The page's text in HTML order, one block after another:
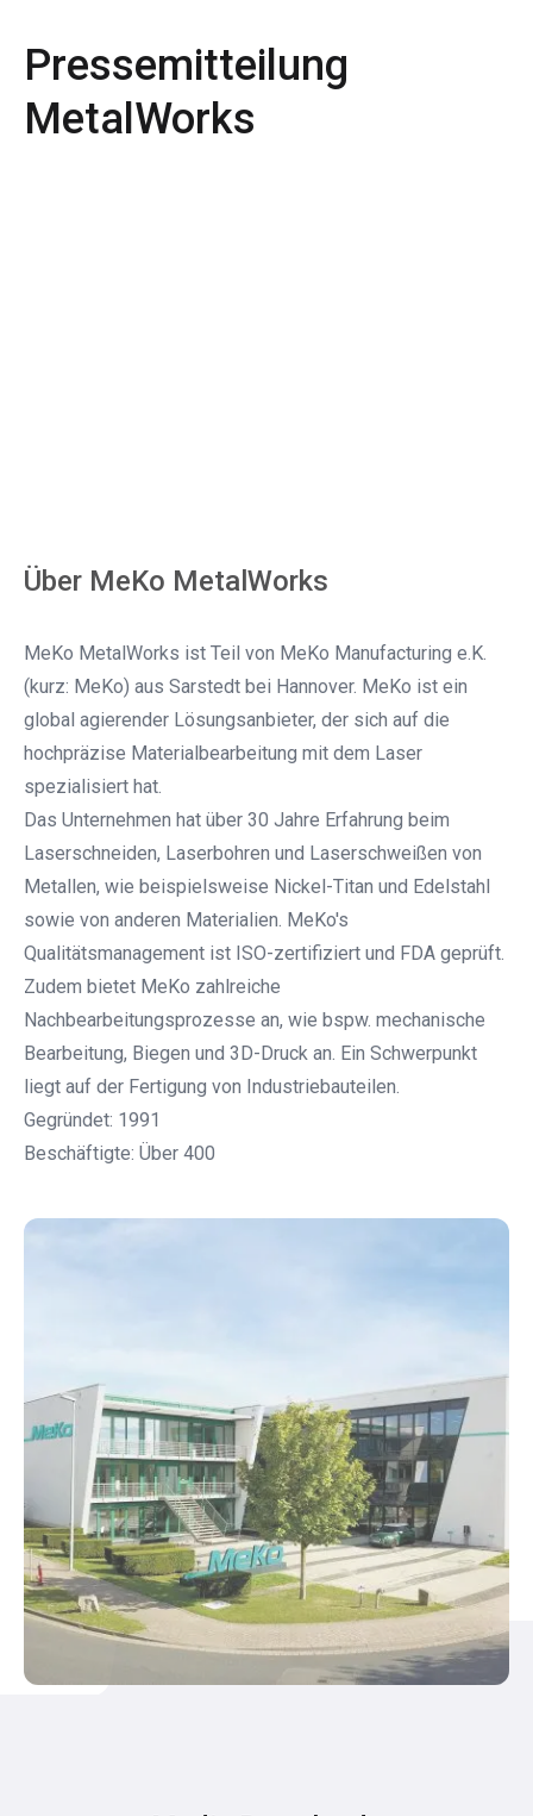
Pressemitteilung
MetalWorks
Über MeKo MetalWorks
MeKo MetalWorks ist Teil von MeKo Manufacturing e.K.
(kurz: MeKo) aus Sarstedt bei Hannover. MeKo ist ein
global agierender Lösungsanbieter, der sich auf die
hochpräzise Materialbearbeitung mit dem Laser
spezialisiert hat.
Das Unternehmen hat über 30 Jahre Erfahrung beim
Laserschneiden, Laserbohren und Laserschweißen von
Metallen, wie beispielsweise Nickel-Titan und Edelstahl
sowie von anderen Materialien. MeKo's
Qualitätsmanagement ist ISO-zertifiziert und FDA geprüft.
Zudem bietet MeKo zahlreiche
Nachbearbeitungsprozesse an, wie bspw. mechanische
Bearbeitung, Biegen und 3D-Druck an. Ein Schwerpunkt
liegt auf der Fertigung von Industriebauteilen.
Gegründet: 1991
Beschäftigte: Über 400